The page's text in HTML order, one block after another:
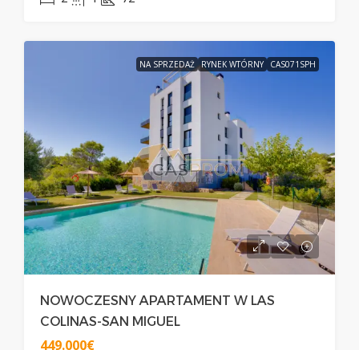
NA SPRZEDAŻ RYNEK WTÓRNY CAS071SPH
NOWOCZESNY APARTAMENT W LAS
COLINAS-SAN MIGUEL
449.000€